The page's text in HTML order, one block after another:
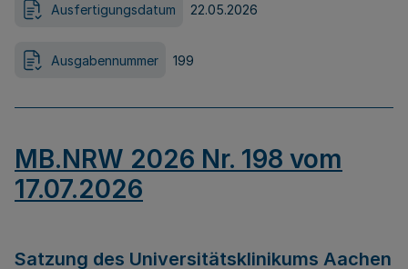
Ausfertigungsdatum 22.05.2026
Ausgabennummer 199
MB.NRW 2026 Nr. 198 vom
17.07.2026
Satzung des Universitätsklinikums Aachen